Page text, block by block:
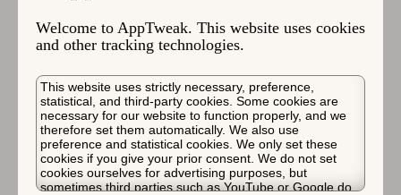
Welcome to AppTweak. This website uses cookies
and other tracking technologies.
This website uses strictly necessary, preference,
statistical, and third-party cookies. Some cookies are
necessary for our website to function properly, and we
therefore set them automatically. We also use
preference and statistical cookies. We only set these
cookies if you give your prior consent. We do not set
cookies ourselves for advertising purposes, but
sometimes third parties such as YouTube or Google do.
She is responsible for developing
AppTweak's marketing strategy and brand